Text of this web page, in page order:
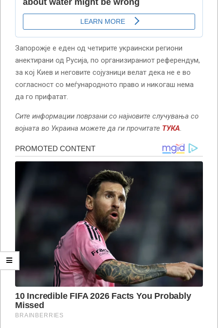
Запорожје е еден од четирите украински региони
анектирани од Русија, по организираниот референдум,
за кој Киев и неговите сојузници велат дека не е во
согласност со меѓународното право и никогаш нема
да го прифатат.
Сите информации поврзани со најновите случувања со
војната во Украина можете да ги прочитате ТУКА.